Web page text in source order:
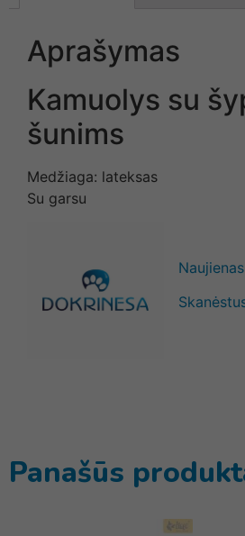
Aprašymas
Kamuolys su
šunims
Medžiaga: lateksas
Su garsu
Panašūs